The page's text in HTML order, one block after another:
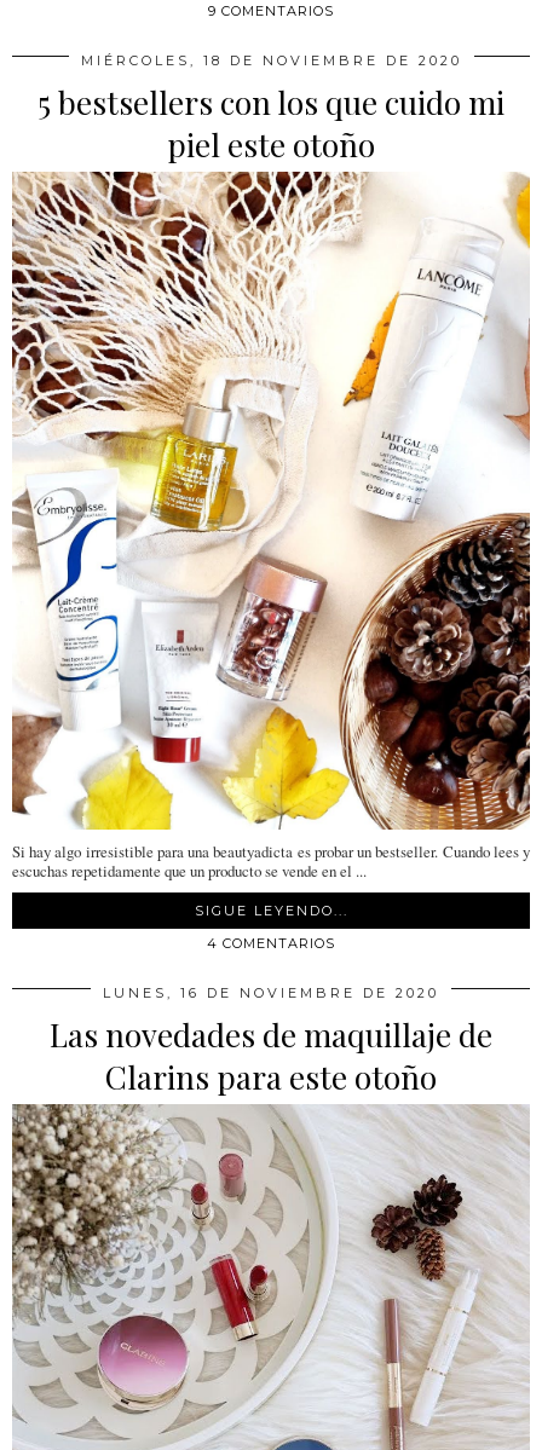
9 COMENTARIOS
MIÉRCOLES, 18 DE NOVIEMBRE DE 2020
5 bestsellers con los que cuido mi
piel este otoño
Si hay algo irresistible para una beautyadicta es probar un bestseller. Cuando lees y
escuchas repetidamente que un producto se vende en el ...
SIGUE LEYENDO...
4 COMENTARIOS
LUNES, 16 DE NOVIEMBRE DE 2020
Las novedades de maquillaje de
Clarins para este otoño